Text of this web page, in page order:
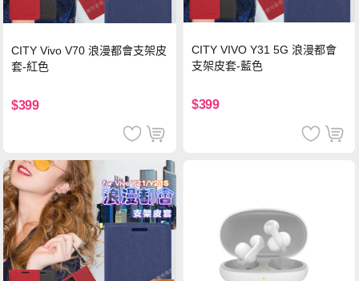
CITY Vivo V70 浪漫都會支架皮
套-紅色
$399
CITY VIVO Y31 5G 浪漫都會
支架皮套-藍色
$399